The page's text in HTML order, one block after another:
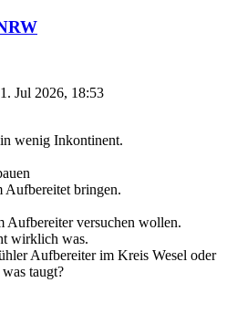
1. Jul 2026, 18:53
wenig Inkontinent.
Aufbereitet bringen.
Aufbereiter versuchen wollen.
wirklich was.
Aufbereiter im Kreis Wesel oder
taugt?